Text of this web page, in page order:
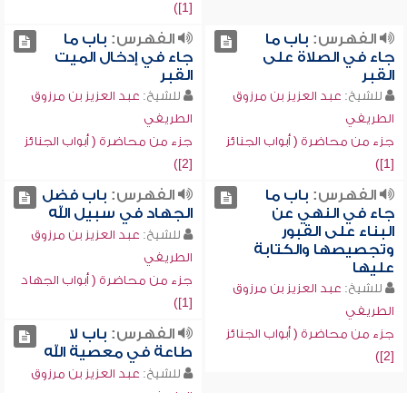
[1])
الفهرس: باب ما
جاء في الصلاة على
القبر
للشيخ: عبد العزيز بن مرزوق
الطريفي
جزء من محاضرة ( أبواب الجنائز
[1])
الفهرس: باب ما
جاء في إدخال الميت
القبر
للشيخ: عبد العزيز بن مرزوق
الطريفي
جزء من محاضرة ( أبواب الجنائز
[2])
الفهرس: باب ما
جاء في النهي عن
البناء على القبور
وتجصيصها والكتابة
عليها
للشيخ: عبد العزيز بن مرزوق
الطريفي
جزء من محاضرة ( أبواب الجنائز
[2])
الفهرس: باب فضل
الجهاد في سبيل الله
للشيخ: عبد العزيز بن مرزوق
الطريفي
جزء من محاضرة ( أبواب الجهاد
[1])
الفهرس: باب لا
طاعة في معصية الله
للشيخ: عبد العزيز بن مرزوق